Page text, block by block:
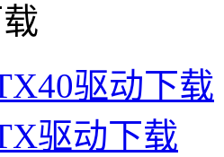
驱动下载
驱动下载